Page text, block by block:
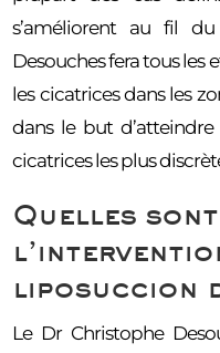
s’améliorent au fil
Desouches fera tous les
les cicatrices dans les
dans le but
cicatrices les plus
Quelles
liposuccion
Le Dr Christophe